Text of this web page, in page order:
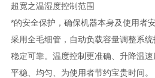
超宽之温湿度控制范围
*的安全保护，确保机器本身及使用者安
采用全毛细管，自动负载容量调整系
稳定可靠。温度控制更准确、升降温速
平稳、均匀、为使用者节约宝贵时间。